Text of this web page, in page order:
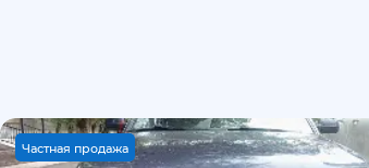
Частная продажа